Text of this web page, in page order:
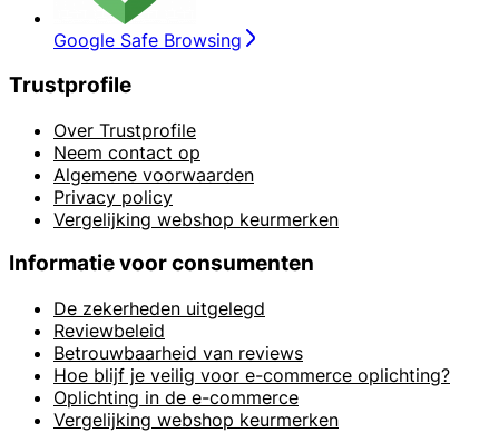
Google Safe Browsing
Trustprofile
Over Trustprofile
Neem contact op
Algemene voorwaarden
Privacy policy
Vergelijking webshop keurmerken
Informatie voor consumenten
De zekerheden uitgelegd
Reviewbeleid
Betrouwbaarheid van reviews
Hoe blijf je veilig voor e-commerce oplichting?
Oplichting in de e-commerce
Vergelijking webshop keurmerken